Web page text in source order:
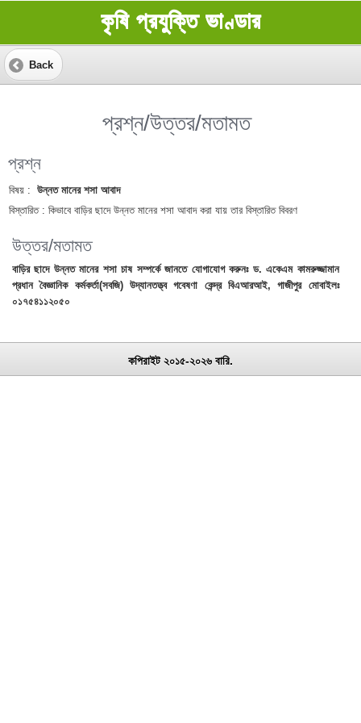
কৃষি প্রযুক্তি ভাণ্ডার
Back
প্রশ্ন/উত্তর/মতামত
প্রশ্ন
বিষয় :
উন্নত মানের শসা আবাদ
বিস্তারিত : কিভাবে বাড়ির ছাদে উন্নত মানের শসা আবাদ করা যায় তার বিস্তারিত বিবরণ
উত্তর/মতামত
বাড়ির ছাদে উন্নত মানের শসা চাষ সম্পর্কে জানতে যোগাযোগ করুনঃ ড. একেএম কামরুজ্জামান
প্রধান বৈজ্ঞানিক কর্মকর্তা(সবজি) উদ্যানতত্ত্ব গবেষণা কেন্দ্র বিএআরআই, গাজীপুর মোবাইলঃ
০১৭৫৪১১২০৫০
কপিরাইট ২০১৫-২০২৬ বারি.